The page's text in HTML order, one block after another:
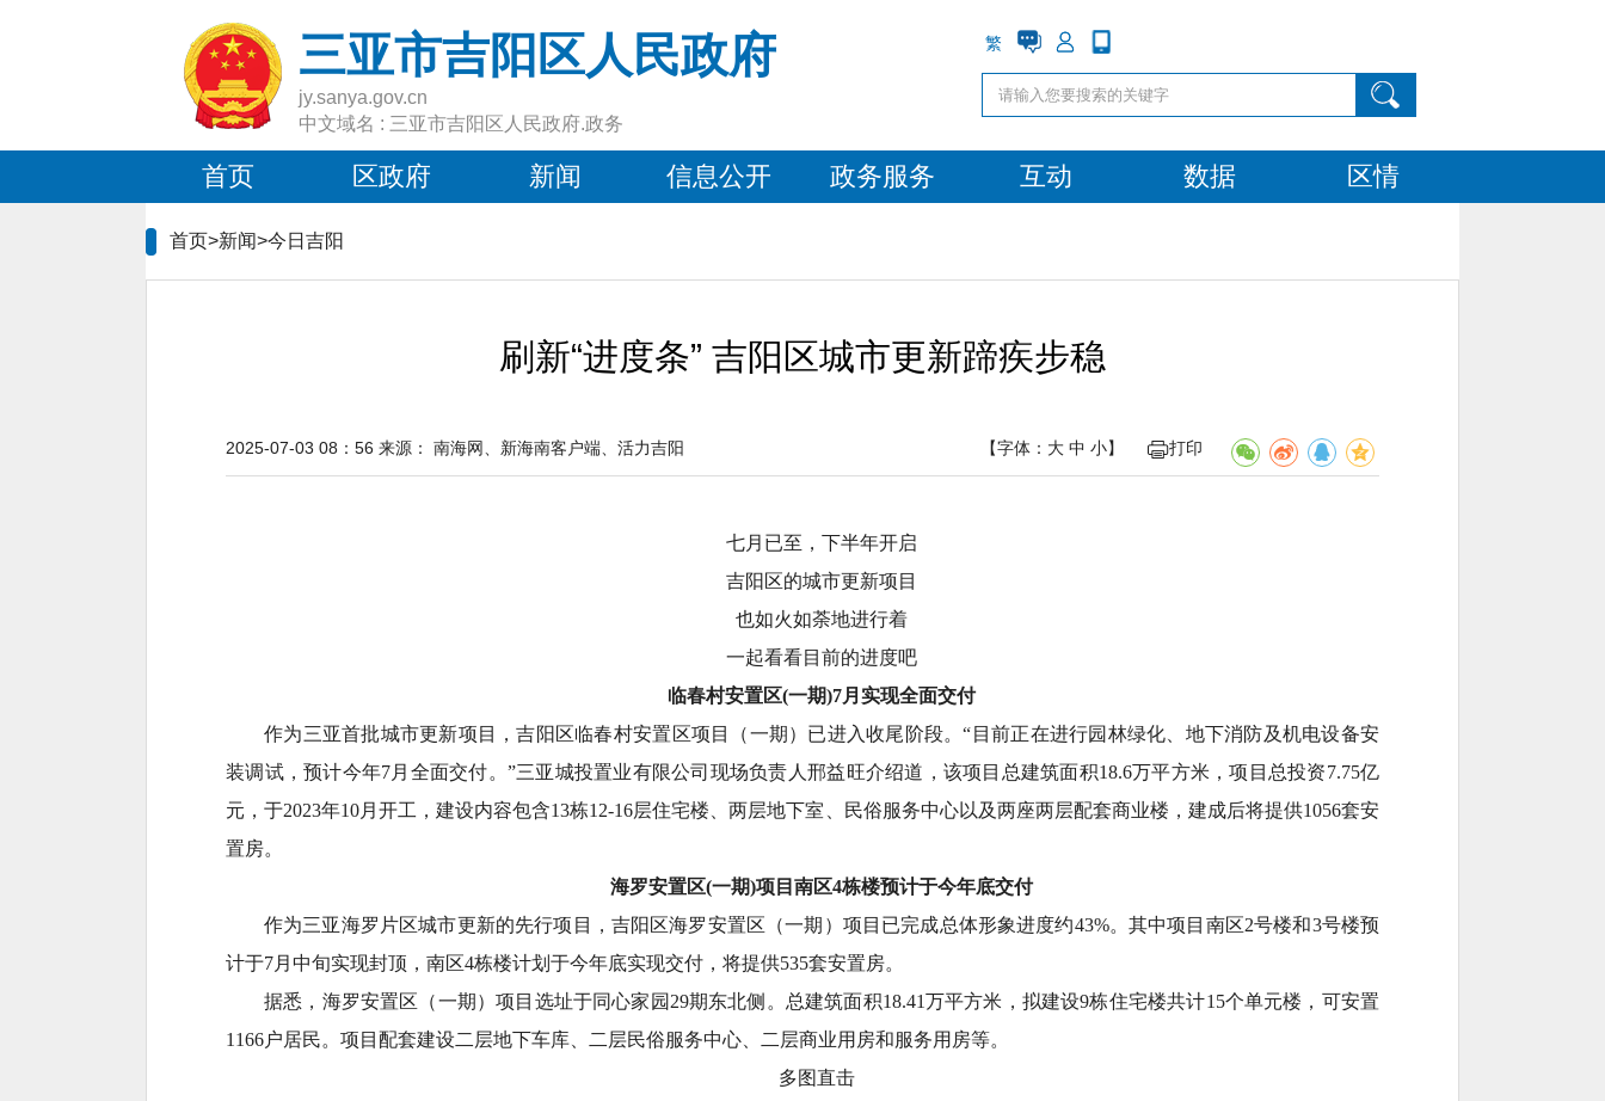
三亚市吉阳区人民政府
jy.sanya.gov.cn
中文域名 : 三亚市吉阳区人民政府.政务
繁
首页 区政府 新闻 信息公开 政务服务 互动 数据 区情
首页>新闻>今日吉阳
刷新“进度条” 吉阳区城市更新蹄疾步稳
【字体： 大 中 小】 打印
2025-07-03 08：56 来源： 南海网、新海南客户端、活力吉阳
七月已至，下半年开启
吉阳区的城市更新项目
也如火如荼地进行着
一起看看目前的进度吧
临春村安置区(一期)7月实现全面交付
作为三亚首批城市更新项目，吉阳区临春村安置区项目（一期）已进入收尾阶段。“目前正在进行园林绿化、地下消防及机电设备安
装调试，预计今年7月全面交付。”三亚城投置业有限公司现场负责人邢益旺介绍道，该项目总建筑面积18.6万平方米，项目总投资7.75亿
元，于2023年10月开工，建设内容包含13栋12-16层住宅楼、两层地下室、民俗服务中心以及两座两层配套商业楼，建成后将提供1056套安
置房。
海罗安置区(一期)项目南区4栋楼预计于今年底交付
作为三亚海罗片区城市更新的先行项目，吉阳区海罗安置区（一期）项目已完成总体形象进度约43%。其中项目南区2号楼和3号楼预
计于7月中旬实现封顶，南区4栋楼计划于今年底实现交付，将提供535套安置房。
据悉，海罗安置区（一期）项目选址于同心家园29期东北侧。总建筑面积18.41万平方米，拟建设9栋住宅楼共计15个单元楼，可安置
1166户居民。项目配套建设二层地下车库、二层民俗服务中心、二层商业用房和服务用房等。
多图直击